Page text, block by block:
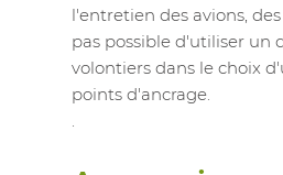
l'entretien des avions,
pas possible d'utiliser un
volontiers dans le choix
points d'ancrage.
.